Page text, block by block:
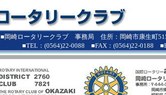
■岡崎ロータリークラブ 事務局 住所：岡崎市康生町
■TEL：(0564)22-0088 ■FAX：(0564)22-0188